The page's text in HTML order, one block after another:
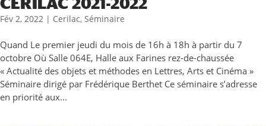
Fév 2, 2022 | Cerilac, Séminaire
Quand Le premier jeudi du mois de 16h à 18h à partir du 7
octobre Où Salle 064E, Halle aux Farines rez-de-chaussée
« Actualité des objets et méthodes en Lettres, Arts et Cinéma »
Séminaire dirigé par Frédérique Berthet Ce séminaire s’adresse
en priorité aux...